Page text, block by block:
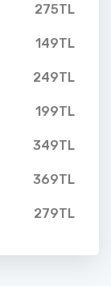
275TL
149TL
249TL
199TL
349TL
369TL
279TL